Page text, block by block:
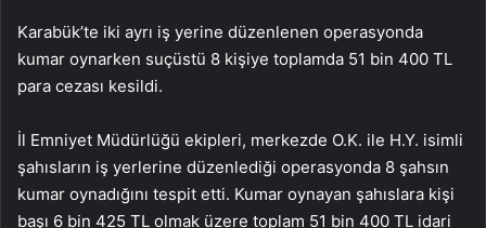
Karabük’te iki ayrı iş yerine düzenlenen operasyonda
kumar oynarken suçüstü 8 kişiye toplamda 51 bin 400 TL
para cezası kesildi.
İl Emniyet Müdürlüğü ekipleri, merkezde O.K. ile H.Y. isimli
şahısların iş yerlerine düzenlediği operasyonda 8 şahsın
kumar oynadığını tespit etti. Kumar oynayan şahıslara kişi
başı 6 bin 425 TL olmak üzere toplam 51 bin 400 TL idari